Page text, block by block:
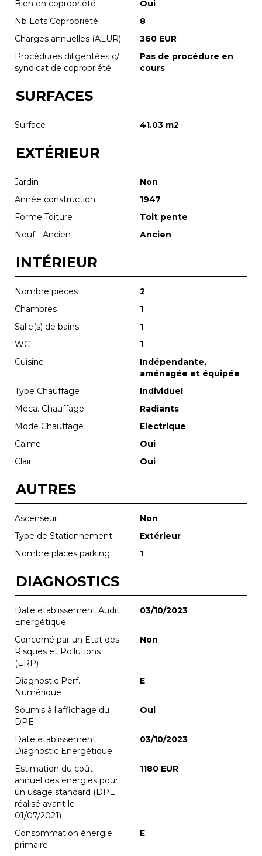
Bien en copropriété
Oui
Nb Lots Copropriété
8
Charges annuelles (ALUR)
360 EUR
Procédures diligentées c/
syndicat de copropriété
Pas de procédure en
cours
SURFACES
Surface 41.03 m2
EXTÉRIEUR
Jardin
Non
Année construction
1947
Forme Toiture
Toit pente
Neuf - Ancien
Ancien
INTÉRIEUR
Nombre pièces
2
Chambres
1
Salle(s) de bains
1
WC
1
Cuisine
Indépendante,
aménagée et équipée
Type Chauffage
Individuel
Méca. Chauffage
Radiants
Mode Chauffage
Electrique
Calme
Oui
Clair
Oui
AUTRES
Ascenseur
Non
Type de Stationnement
Extérieur
Nombre places parking
1
DIAGNOSTICS
Date établissement Audit
Energétique
03/10/2023
Concerné par un Etat des
Risques et Pollutions
(ERP)
Non
Diagnostic Perf.
Numérique
E
Soumis à l'affichage du
DPE
Oui
Date établissement
Diagnostic Energétique
03/10/2023
Estimation du coût
annuel des énergies pour
un usage standard (DPE
réalisé avant le
01/07/2021)
1180 EUR
Consommation énergie
primaire
E